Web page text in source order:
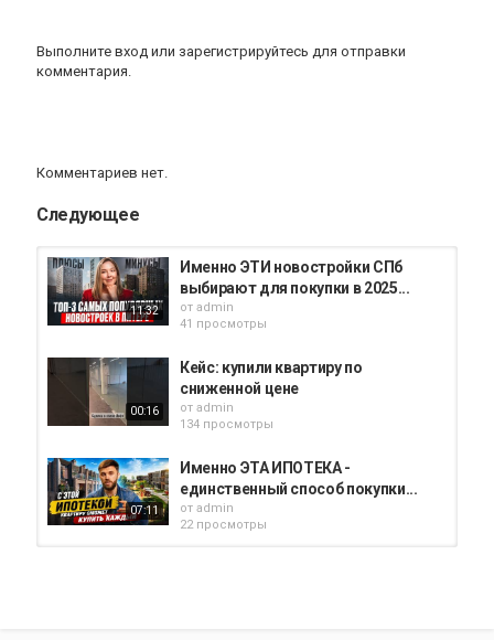
Выполните вход или зарегистрируйтесь для отправки
комментария.
Комментариев нет.
Следующее
11:32
Именно ЭТИ новостройки СПб
выбирают для покупки в 2025...
от admin
41 просмотры
00:16
Кейс: купили квартиру по
сниженной цене
от admin
134 просмотры
07:11
Именно ЭТА ИПОТЕКА -
единственный способ покупки...
от admin
22 просмотры